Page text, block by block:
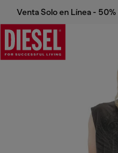
Venta Solo en Línea -